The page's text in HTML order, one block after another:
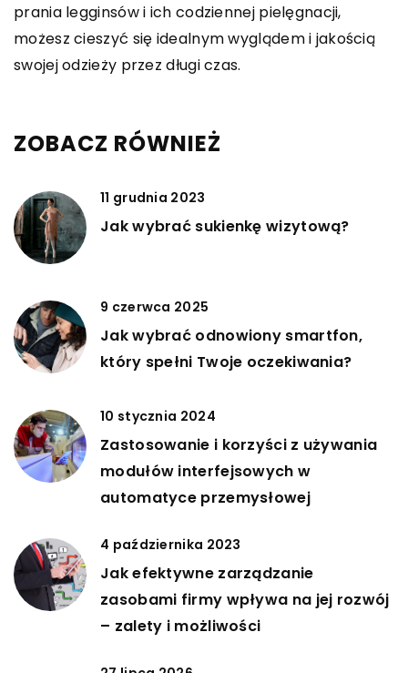
prania legginsów i ich codziennej pielęgnacji,
możesz cieszyć się idealnym wyglądem i jakością
swojej odzieży przez długi czas.
ZOBACZ RÓWNIEŻ
11 grudnia 2023
Jak wybrać sukienkę wizytową?
9 czerwca 2025
Jak wybrać odnowiony smartfon,
który spełni Twoje oczekiwania?
10 stycznia 2024
Zastosowanie i korzyści z używania
modułów interfejsowych w
automatyce przemysłowej
4 października 2023
Jak efektywne zarządzanie
zasobami firmy wpływa na jej rozwój
– zalety i możliwości